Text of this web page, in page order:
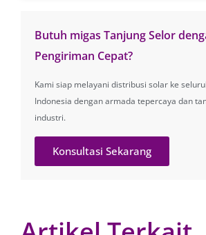
Butuh migas Tanjung Selor
Pengiriman Cepat?
Kami siap melayani distribusi solar ke
Indonesia dengan armada tepercaya dan
industri.
Konsultasi Sekarang